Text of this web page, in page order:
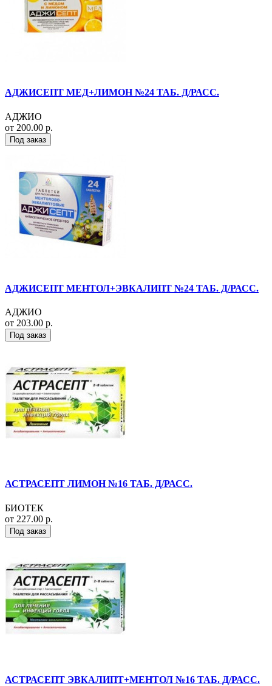
АДЖИСЕПТ МЕД+ЛИМОН №24 ТАБ. Д/РАСС.
АДЖИО
от 200.00 р.
Под заказ
АДЖИСЕПТ МЕНТОЛ+ЭВКАЛИПТ №24 ТАБ. Д/РАСС.
АДЖИО
от 203.00 р.
Под заказ
АСТРАСЕПТ ЛИМОН №16 ТАБ. Д/РАСС.
БИОТЕК
от 227.00 р.
Под заказ
АСТРАСЕПТ ЭВКАЛИПТ+МЕНТОЛ №16 ТАБ. Д/РАСС.